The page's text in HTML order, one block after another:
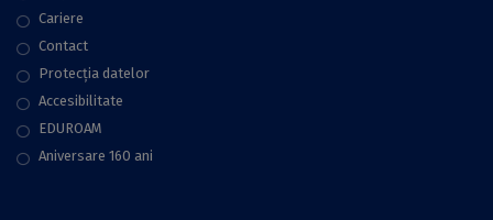
Cariere
Contact
Protecţia datelor
Accesibilitate
EDUROAM
Aniversare 160 ani